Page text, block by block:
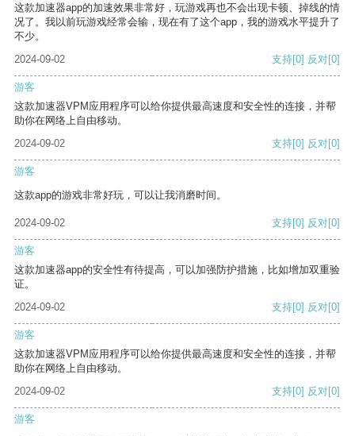
这款加速器app的加速效果非常好，玩游戏再也不会出现卡顿、掉线的情
况了。我以前玩游戏经常会输，现在有了这个app，我的游戏水平提升了
不少。
2024-09-02
支持[0] 反对[0]
游客
这款加速器VPM应用程序可以给你提供最高速度和安全性的连接，并帮
助你在网络上自由移动。
2024-09-02
支持[0] 反对[0]
游客
这款app的游戏非常好玩，可以让我消磨时间。
2024-09-02 支持[0] 反对[0]
游客
这款加速器app的安全性有待提高，可以加强防护措施，比如增加双重验
证。
2024-09-02
支持[0] 反对[0]
游客
这款加速器VPM应用程序可以给你提供最高速度和安全性的连接，并帮
助你在网络上自由移动。
2024-09-02
支持[0] 反对[0]
游客